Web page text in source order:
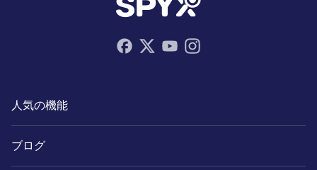
人気の機能
ブログ